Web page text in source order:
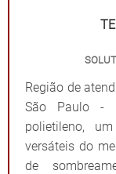
Região de
São Paulo -
polietileno,
versáteis do
de